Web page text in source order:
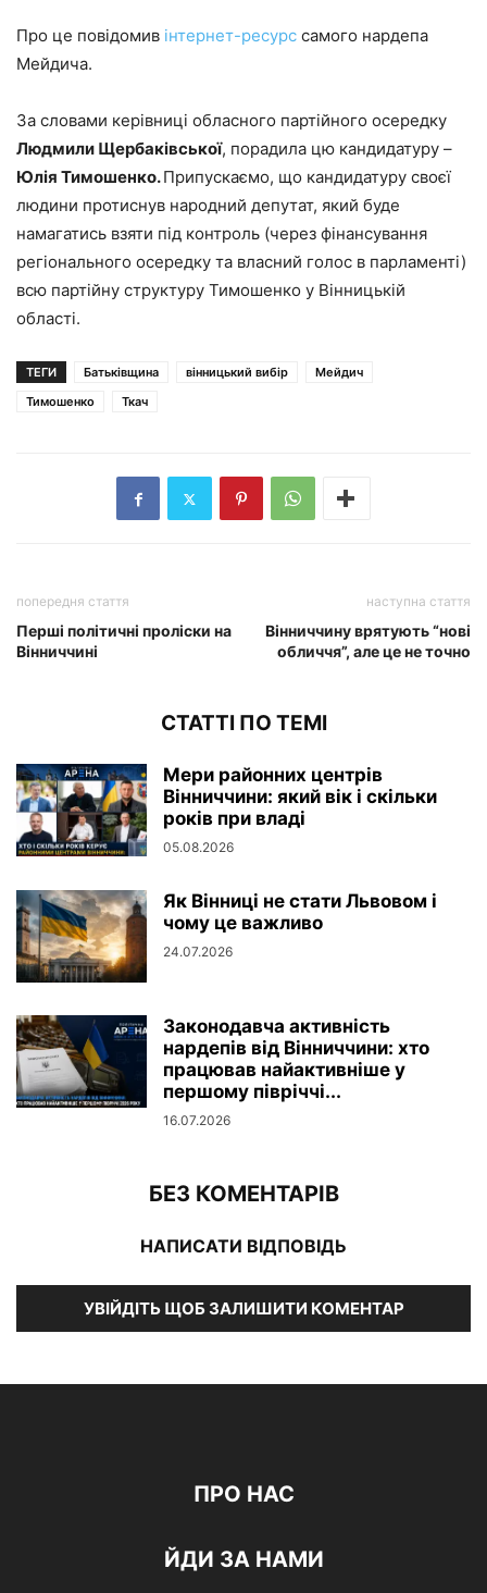
Про це повідомив інтернет-ресурс самого нардепа
Мейдича.
За словами керівниці обласного партійного осередку
Людмили Щербаківської, порадила цю кандидатуру –
Юлія Тимошенко.Припускаємо, що кандидатуру своєї
людини протиснув народний депутат, який буде
намагатись взяти під контроль (через фінансування
регіонального осередку та власний голос в парламенті)
всю партійну структуру Тимошенко у Вінницькій
області.
ТЕГИ Батьківщина вінницький вибір
Мейдич
Тимошенко
Ткач
попередня стаття
Перші політичні проліски на
Вінниччині
наступна стаття
Вінниччину врятують “нові
обличчя”, але це не точно
СТАТТІ ПО ТЕМІ
Мери районних центрів
Вінниччини: який вік і скільки
років при владі
05.08.2026
Як Вінниці не стати Львовом і
чому це важливо
24.07.2026
Законодавча активність
нардепів від Вінниччини: хто
працював найактивніше у
першому півріччі...
16.07.2026
БЕЗ КОМЕНТАРІВ
НАПИСАТИ ВІДПОВІДЬ
УВІЙДІТЬ ЩОБ ЗАЛИШИТИ КОМЕНТАР
ПРО НАС
ЙДИ ЗА НАМИ